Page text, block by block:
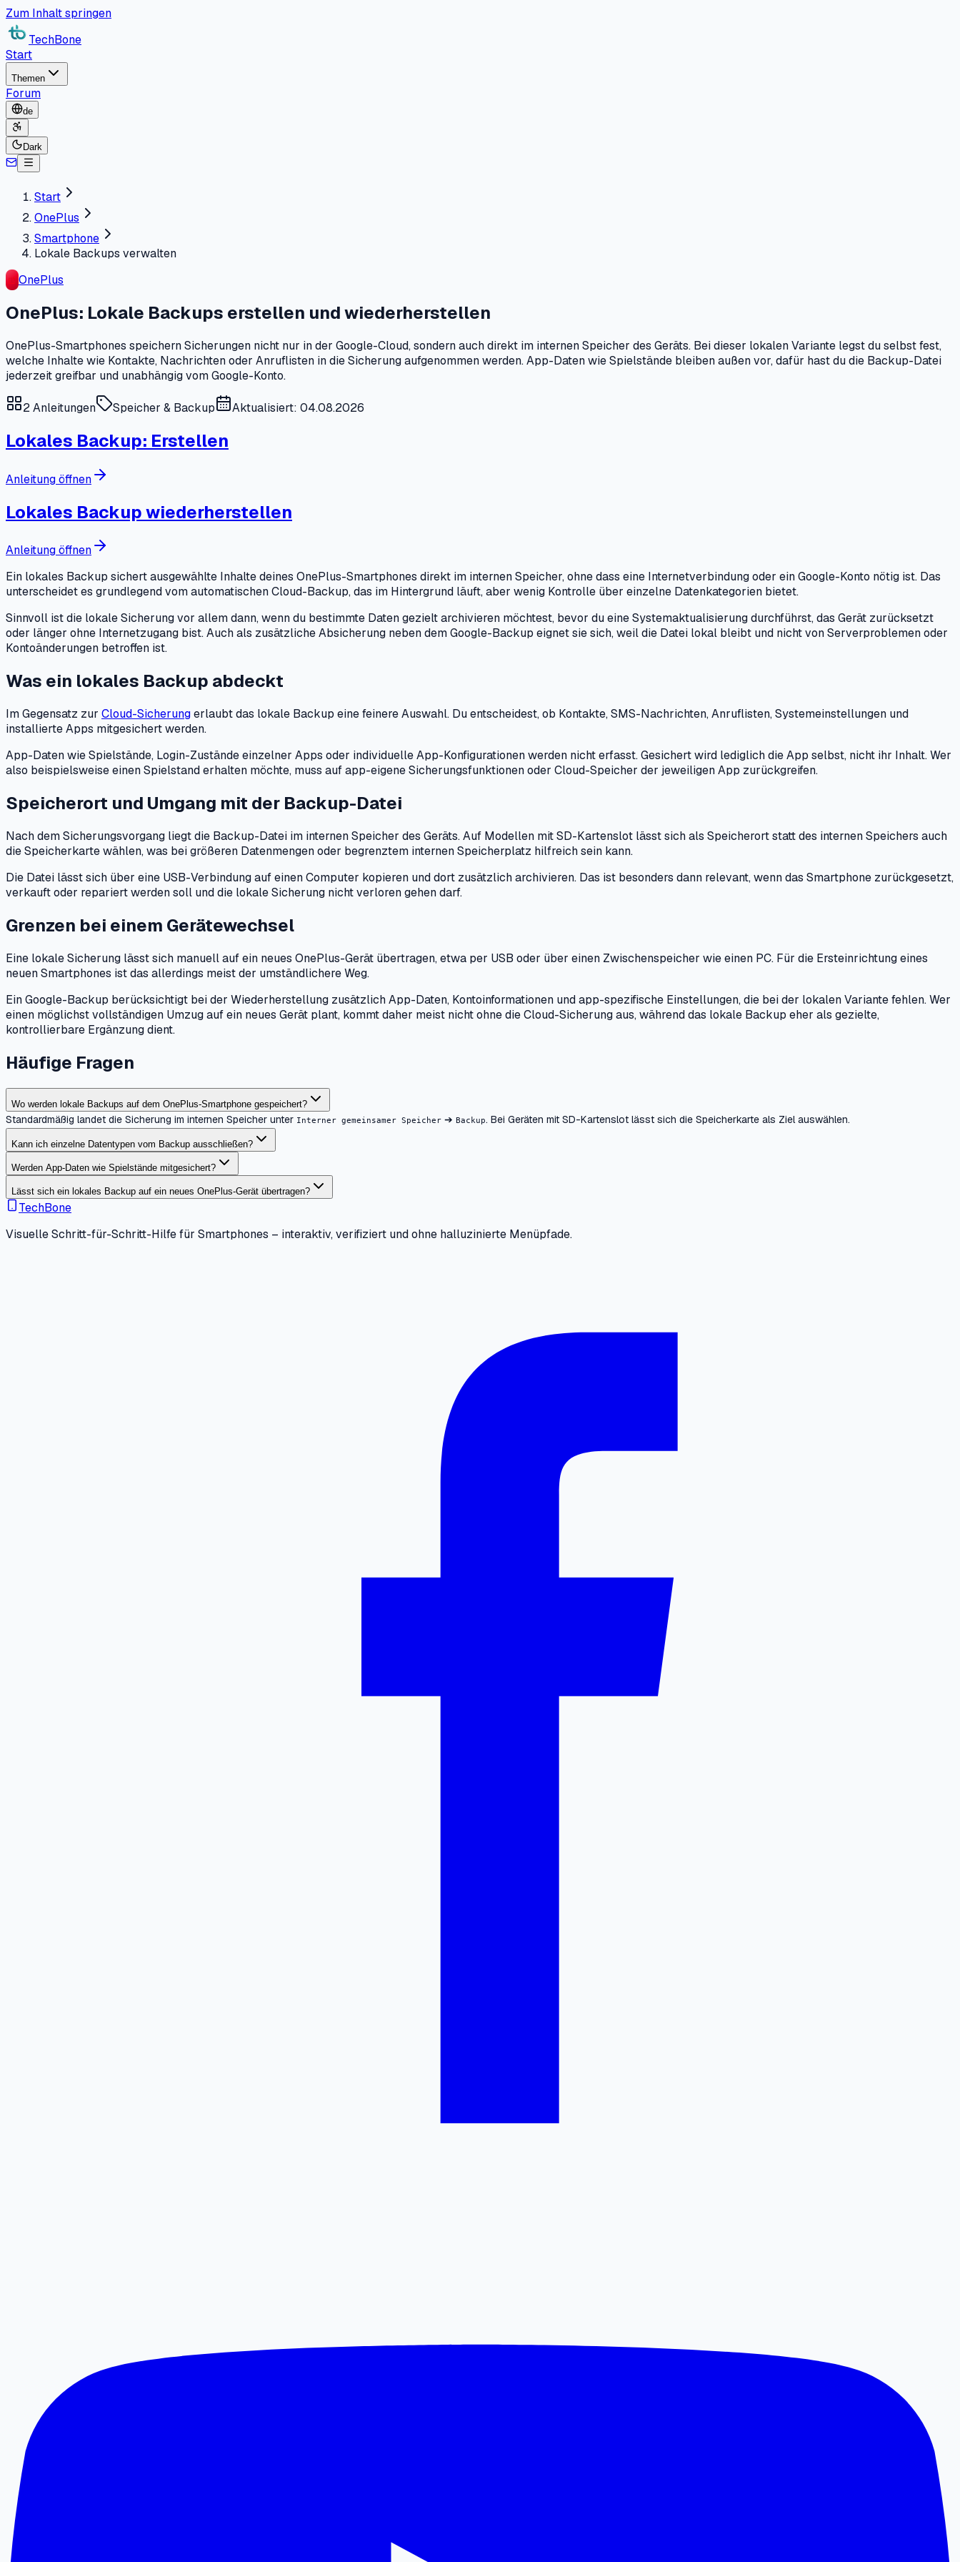
Zum Inhalt springen
TechBone
Start
Themen
Forum
de
Dark
Start
OnePlus
Smartphone
Lokale Backups verwalten
OnePlus
OnePlus: Lokale Backups erstellen und wiederherstellen
OnePlus-Smartphones speichern Sicherungen nicht nur in der Google-Cloud, sondern auch direkt im internen Speicher des Geräts. Bei dieser lokalen Variante legst du selbst fest,
welche Inhalte wie Kontakte, Nachrichten oder Anruflisten in die Sicherung aufgenommen werden. App-Daten wie Spielstände bleiben außen vor, dafür hast du die Backup-Datei
jederzeit greifbar und unabhängig vom Google-Konto.
2Anleitungen Speicher & Backup Aktualisiert: 04.08.2026
Lokales Backup: Erstellen
Anleitung öffnen
Lokales Backup wiederherstellen
Anleitung öffnen
Ein lokales Backup sichert ausgewählte Inhalte deines OnePlus-Smartphones direkt im internen Speicher, ohne dass eine Internetverbindung oder ein Google-Konto nötig ist. Das
unterscheidet es grundlegend vom automatischen Cloud-Backup, das im Hintergrund läuft, aber wenig Kontrolle über einzelne Datenkategorien bietet.
Sinnvoll ist die lokale Sicherung vor allem dann, wenn du bestimmte Daten gezielt archivieren möchtest, bevor du eine Systemaktualisierung durchführst, das Gerät zurücksetzt
oder länger ohne Internetzugang bist. Auch als zusätzliche Absicherung neben dem Google-Backup eignet sie sich, weil die Datei lokal bleibt und nicht von Serverproblemen oder
Kontoänderungen betroffen ist.
Was ein lokales Backup abdeckt
Im Gegensatz zur Cloud-Sicherungerlaubt das lokale Backup eine feinere Auswahl. Du entscheidest, ob Kontakte, SMS-Nachrichten, Anruflisten, Systemeinstellungen und
installierte Apps mitgesichert werden.
App-Daten wie Spielstände, Login-Zustände einzelner Apps oder individuelle App-Konfigurationen werden nicht erfasst. Gesichert wird lediglich die App selbst, nicht ihr Inhalt. Wer
also beispielsweise einen Spielstand erhalten möchte, muss auf app-eigene Sicherungsfunktionen oder Cloud-Speicher der jeweiligen App zurückgreifen.
Speicherort und Umgang mit der Backup-Datei
Nach dem Sicherungsvorgang liegt die Backup-Datei im internen Speicher des Geräts. Auf Modellen mit SD-Kartenslot lässt sich als Speicherort statt des internen Speichers auch
die Speicherkarte wählen, was bei größeren Datenmengen oder begrenztem internen Speicherplatz hilfreich sein kann.
Die Datei lässt sich über eine USB-Verbindung auf einen Computer kopieren und dort zusätzlich archivieren. Das ist besonders dann relevant, wenn das Smartphone zurückgesetzt,
verkauft oder repariert werden soll und die lokale Sicherung nicht verloren gehen darf.
Grenzen bei einem Gerätewechsel
Eine lokale Sicherung lässt sich manuell auf ein neues OnePlus-Gerät übertragen, etwa per USB oder über einen Zwischenspeicher wie einen PC. Für die Ersteinrichtung eines
neuen Smartphones ist das allerdings meist der umständlichere Weg.
Ein Google-Backup berücksichtigt bei der Wiederherstellung zusätzlich App-Daten, Kontoinformationen und app-spezifische Einstellungen, die bei der lokalen Variante fehlen. Wer
einen möglichst vollständigen Umzug auf ein neues Gerät plant, kommt daher meist nicht ohne die Cloud-Sicherung aus, während das lokale Backup eher als gezielte,
kontrollierbare Ergänzung dient.
Häufige Fragen
Wo werden lokale Backups auf dem OnePlus-Smartphone gespeichert?
Standardmäßig landet die Sicherung im internen Speicher unter Interner gemeinsamer Speicher ➔ Backup. Bei Geräten mit SD-Kartenslot lässt sich die Speicherkarte als Ziel auswählen.
Kann ich einzelne Datentypen vom Backup ausschließen?
Werden App-Daten wie Spielstände mitgesichert?
Lässt sich ein lokales Backup auf ein neues OnePlus-Gerät übertragen?
TechBone
Visuelle Schritt-für-Schritt-Hilfe für Smartphones – interaktiv, verifiziert und ohne halluzinierte Menüpfade.